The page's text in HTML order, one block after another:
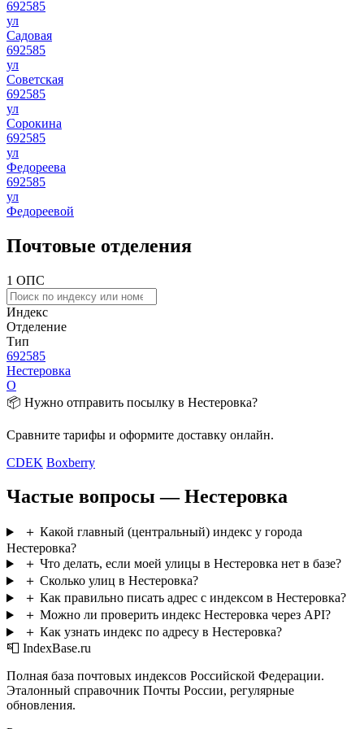
692585
ул
Садовая
692585
ул
Советская
692585
ул
Сорокина
692585
ул
Федореева
692585
ул
Федореевой
Почтовые отделения
1 ОПС
Индекс
Отделение
Тип
692585
Нестеровка
О
📦 Нужно отправить посылку в Нестеровка?
Сравните тарифы и оформите доставку онлайн.
CDEK Boxberry
Частые вопросы — Нестеровка
＋ Какой главный (центральный) индекс у города
Нестеровка?
＋ Что делать, если моей улицы в Нестеровка нет в базе?
＋ Сколько улиц в Нестеровка?
＋ Как правильно писать адрес с индексом в Нестеровка?
＋ Можно ли проверить индекс Нестеровка через API?
＋ Как узнать индекс по адресу в Нестеровка?
📮 IndexBase.ru
Полная база почтовых индексов Российской Федерации.
Эталонный справочник Почты России, регулярные
обновления.